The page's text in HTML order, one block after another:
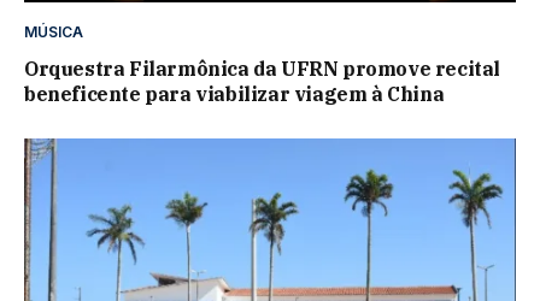
MÚSICA
Orquestra Filarmônica da UFRN promove recital
beneficente para viabilizar viagem à China